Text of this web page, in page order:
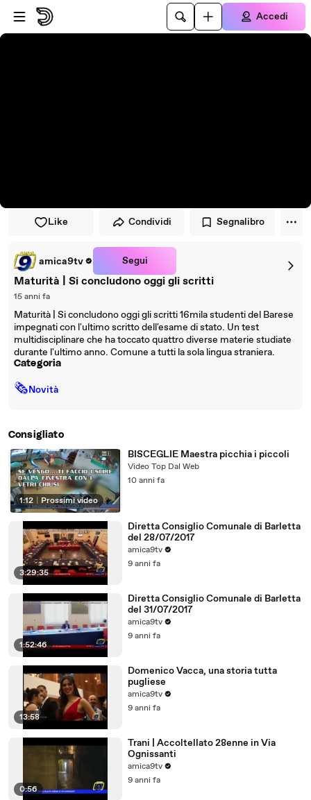
Vai al lettore
Passa al contenuto principale
Accedi
Like Condividi Segnalibro
amica9tv Segui
Maturità | Si concludono oggi gli scritti
15 anni fa
Maturità | Si concludono oggi gli scritti 16mila studenti del Barese
impegnati con l'ultimo scritto dell'esame di stato. Un test
multidisciplinare che ha toccato quattro diverse materie studiate
durante l'ultimo anno. Comune a tutti la sola lingua straniera.
Categoria
🗞Novità
Consigliato
1:12 Prossimi video
BISCEGLIE Maestra picchia i piccoli
Video Top Dal Web
10 anni fa
3:29:35
Diretta Consiglio Comunale di Barletta
del 28/07/2017
amica9tv
9 anni fa
1:52:46
Diretta Consiglio Comunale di Barletta
del 31/07/2017
amica9tv
9 anni fa
13:58
Domenico Vacca, una storia tutta
pugliese
amica9tv
9 anni fa
0:56
Trani | Accoltellato 28enne in Via
Ognissanti
amica9tv
9 anni fa